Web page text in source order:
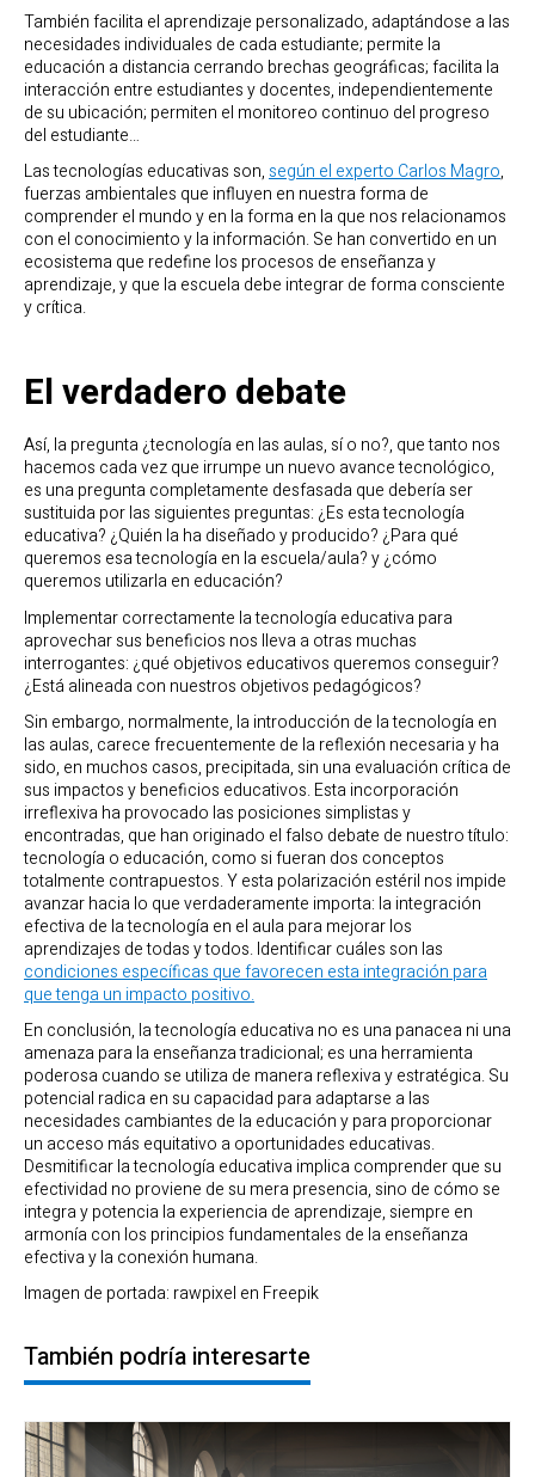
También facilita el aprendizaje personalizado, adaptándose a las
necesidades individuales de cada estudiante; permite la
educación a distancia cerrando brechas geográficas; facilita la
interacción entre estudiantes y docentes, independientemente
de su ubicación; permiten el monitoreo continuo del progreso
del estudiante…
Las tecnologías educativas son,según el experto Carlos Magro,
fuerzas ambientales que influyen en nuestra forma de
comprender el mundo y en la forma en la que nos relacionamos
con el conocimiento y la información. Se han convertido en un
ecosistema que redefine los procesos de enseñanza y
aprendizaje, y que la escuela debe integrar de forma consciente
y crítica.
El verdadero debate
Así, la pregunta ¿tecnología en las aulas, sí o no?, que tanto nos
hacemos cada vez que irrumpe un nuevo avance tecnológico,
es una pregunta completamente desfasada que debería ser
sustituida por las siguientes preguntas: ¿Es esta tecnología
educativa? ¿Quién la ha diseñado y producido? ¿Para qué
queremos esa tecnología en la escuela/aula? y ¿cómo
queremos utilizarla en educación?
Implementar correctamente la tecnología educativa para
aprovechar sus beneficios nos lleva a otras muchas
interrogantes: ¿qué objetivos educativos queremos conseguir?
¿Está alineada con nuestros objetivos pedagógicos?
Sin embargo, normalmente, la introducción de la tecnología en
las aulas, carece frecuentemente de la reflexión necesaria y ha
sido, en muchos casos, precipitada, sin una evaluación crítica de
sus impactos y beneficios educativos. Esta incorporación
irreflexiva ha provocado las posiciones simplistas y
encontradas, que han originado el falso debate de nuestro título:
tecnología o educación, como si fueran dos conceptos
totalmente contrapuestos. Y esta polarización estéril nos impide
avanzar hacia lo que verdaderamente importa: la integración
efectiva de la tecnología en el aula para mejorar los
aprendizajes de todas y todos. Identificar cuáles son las
condiciones específicas que favorecen esta integración para
que tenga un impacto positivo.
En conclusión, la tecnología educativa no es una panacea ni una
amenaza para la enseñanza tradicional; es una herramienta
poderosa cuando se utiliza de manera reflexiva y estratégica. Su
potencial radica en su capacidad para adaptarse a las
necesidades cambiantes de la educación y para proporcionar
un acceso más equitativo a oportunidades educativas.
Desmitificar la tecnología educativa implica comprender que su
efectividad no proviene de su mera presencia, sino de cómo se
integra y potencia la experiencia de aprendizaje, siempre en
armonía con los principios fundamentales de la enseñanza
efectiva y la conexión humana.
Imagen de portada: rawpixel en Freepik
También podría interesarte